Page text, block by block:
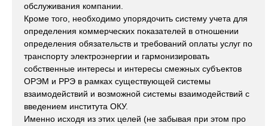
обслуживания компании.
Кроме того, необходимо упорядочить систему учета для
определения коммерческих показателей в отношении
определения обязательств и требований оплаты услуг по
транспорту электроэнергии и гармонизировать
собственные интересы и интересы смежных субъектов
ОРЭМ и РРЭ в рамках существующей системы
взаимодействий и возможной системы взаимодействий с
введением института ОКУ.
Именно исходя из этих целей (не забывая при этом про